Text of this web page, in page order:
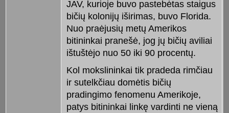
JAV, kurioje buvo pastebėtas staigus
bičių kolonijų iširimas, buvo Florida.
Nuo praėjusių metų Amerikos
bitininkai pranešė, jog jų bičių aviliai
ištuštėjo nuo 50 iki 90 procentų.
Kol mokslininkai tik pradeda rimčiau
ir sutelkčiau domėtis bičių
pradingimo fenomenu Amerikoje,
patys bitininkai linkę vardinti ne vieną